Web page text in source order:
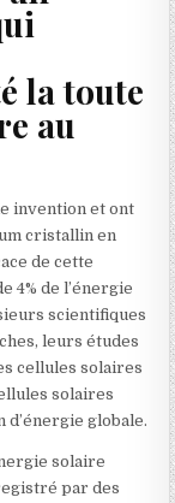
la toute
au
invention et ont
cristallin en
de cette
4% de l’énergie
scientifiques
leurs études
cellules solaires
solaires
d’énergie globale.
solaire
par des